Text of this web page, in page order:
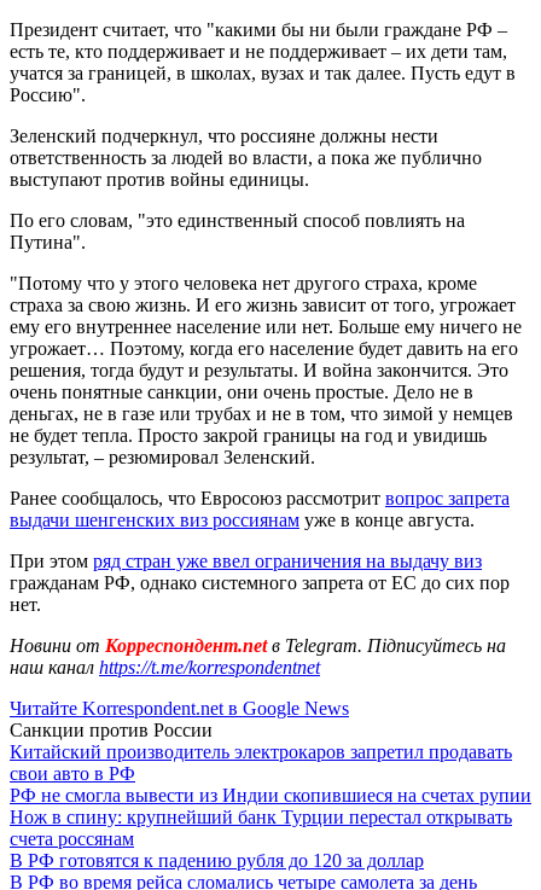
Президент считает, что "какими бы ни были граждане РФ –
есть те, кто поддерживает и не поддерживает – их дети там,
учатся за границей, в школах, вузах и так далее. Пусть едут в
Россию".
Зеленский подчеркнул, что россияне должны нести
ответственность за людей во власти, а пока же публично
выступают против войны единицы.
По его словам, "это единственный способ повлиять на
Путина".
"Потому что у этого человека нет другого страха, кроме
страха за свою жизнь. И его жизнь зависит от того, угрожает
ему его внутреннее население или нет. Больше ему ничего не
угрожает… Поэтому, когда его население будет давить на его
решения, тогда будут и результаты. И война закончится. Это
очень понятные санкции, они очень простые. Дело не в
деньгах, не в газе или трубах и не в том, что зимой у немцев
не будет тепла. Просто закрой границы на год и увидишь
результат, – резюмировал Зеленский.
Ранее сообщалось, что Евросоюз рассмотрит вопрос запрета
выдачи шенгенских виз россиянам уже в конце августа.
При этом ряд стран уже ввел ограничения на выдачу виз
гражданам РФ, однако системного запрета от ЕС до сих пор
нет.
Новини от Корреспондент.netв Telegram. Підписуйтесь на
наш канал https://t.me/korrespondentnet
Читайте Korrespondent.net в Google News
Санкции против России
Китайский производитель электрокаров запретил продавать
свои авто в РФ
РФ не смогла вывести из Индии скопившиеся на счетах рупии
Нож в спину: крупнейший банк Турции перестал открывать
счета россянам
В РФ готовятся к падению рубля до 120 за доллар
В РФ во время рейса сломались четыре самолета за день